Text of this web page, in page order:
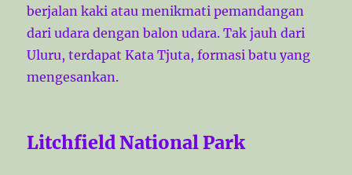
berjalan kaki atau menikmati pemandangan
dari udara dengan balon udara. Tak jauh dari
Uluru, terdapat Kata Tjuta, formasi batu yang
mengesankan.
Litchfield National Park